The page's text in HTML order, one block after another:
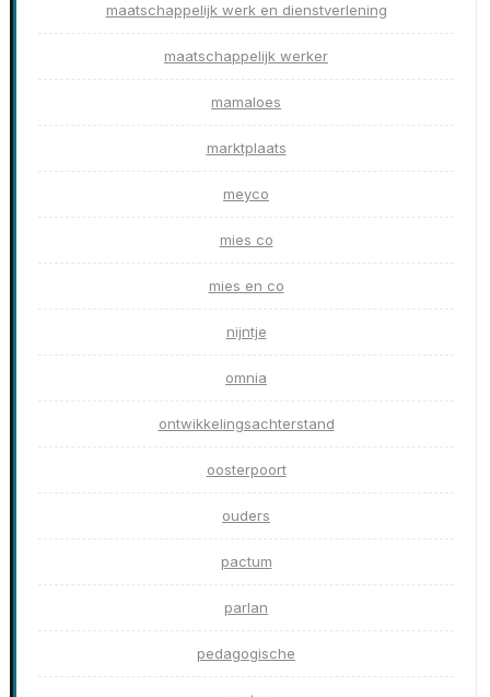
maatschappelijk werk en dienstverlening
maatschappelijk werker
mamaloes
marktplaats
meyco
mies co
mies en co
nijntje
omnia
ontwikkelingsachterstand
oosterpoort
ouders
pactum
parlan
pedagogische